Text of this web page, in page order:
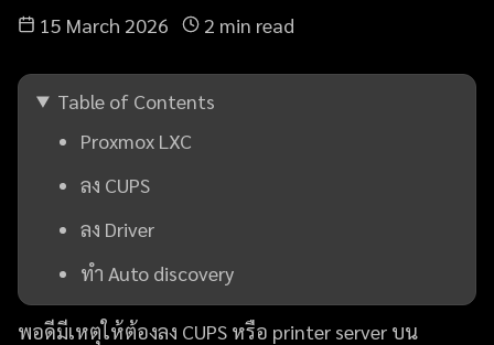
15 March 2026
2 min read
Table of Contents
Proxmox LXC
ลง CUPS
ลง Driver
ทำ Auto discovery
พอดีมีเหตุให้ต้องลง CUPS หรือ printer server บน